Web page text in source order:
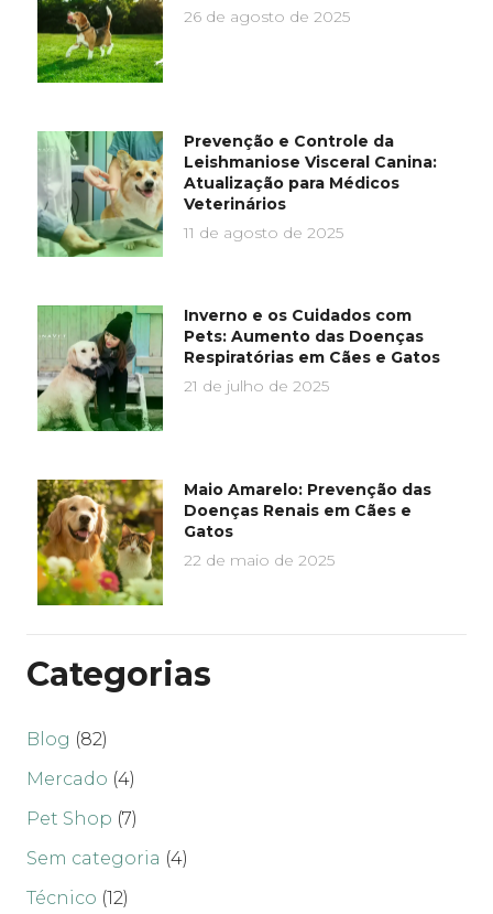
26 de agosto de 2025
Prevenção e Controle da
Leishmaniose Visceral Canina:
Atualização para Médicos
Veterinários
11 de agosto de 2025
Inverno e os Cuidados com
Pets: Aumento das Doenças
Respiratórias em Cães e Gatos
21 de julho de 2025
Maio Amarelo: Prevenção das
Doenças Renais em Cães e
Gatos
22 de maio de 2025
Categorias
Blog (82)
Mercado (4)
Pet Shop (7)
Sem categoria (4)
Técnico (12)